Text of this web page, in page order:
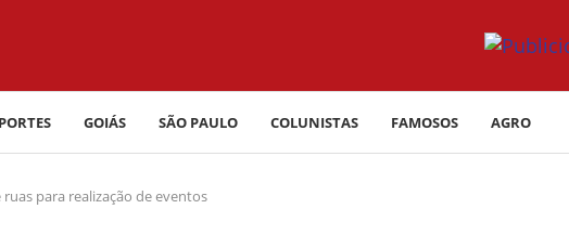
GOIÁS SÃO PAULO COLUNISTAS FAMOSOS AGRO
para realização de eventos